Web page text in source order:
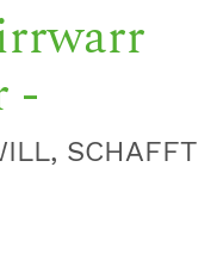
-
SCHAFFT